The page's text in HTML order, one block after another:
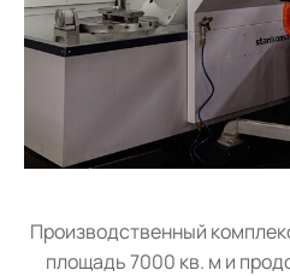
Производственный
площадь 7000 кв. м и